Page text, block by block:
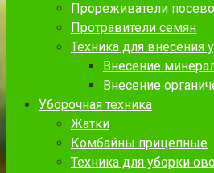
Прореживатели
Протравители семян
Техника для внесения
Внесение
Внесение
Уборочная техника
Жатки
Комбайны прицепные
Техника для уборки